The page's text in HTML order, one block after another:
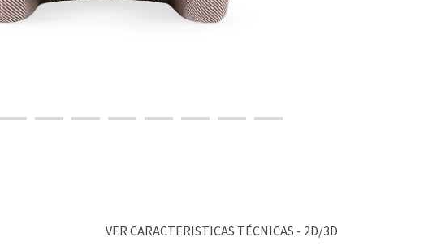
VER CARACTERISTICAS TÉCNICAS - 2D/3D